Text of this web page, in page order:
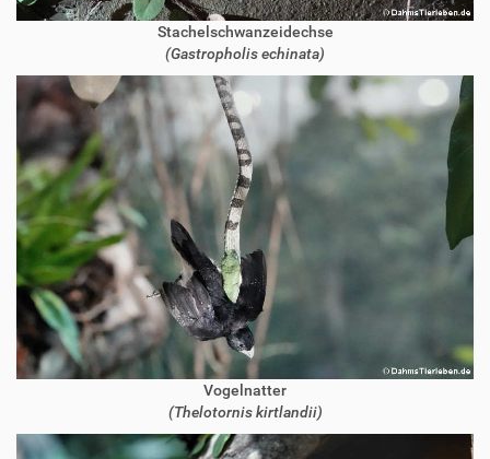
Stachelschwanzeidechse
(Gastropholis echinata)
Vogelnatter
(Thelotornis kirtlandii)